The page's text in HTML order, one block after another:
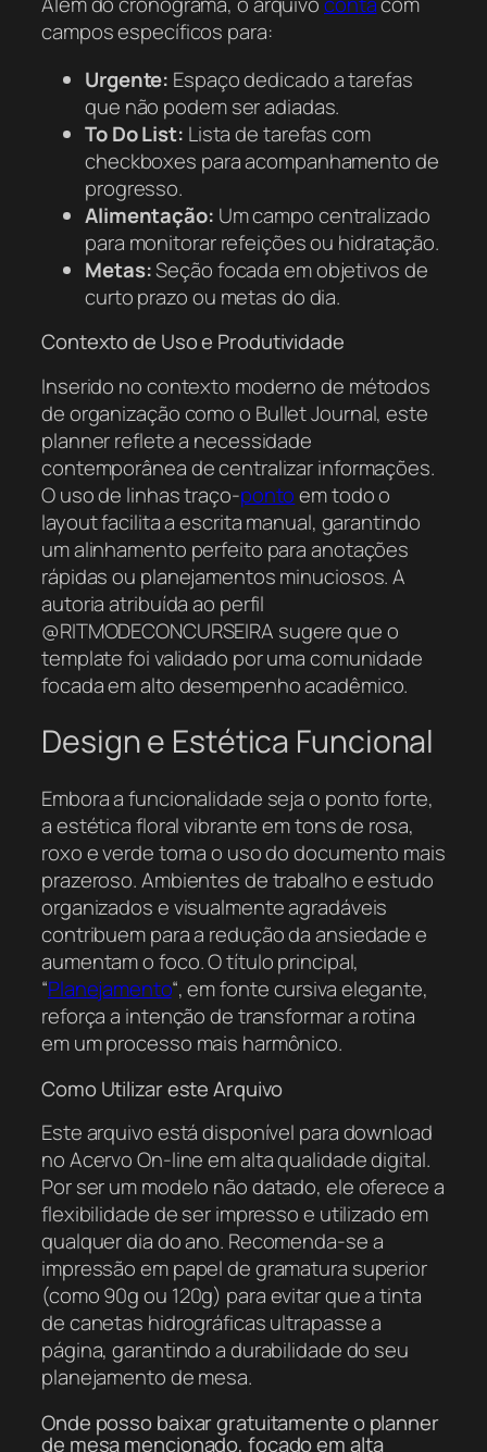
campos específicos para:
Urgente: Espaço dedicado a tarefas
que não podem ser adiadas.
To Do List: Lista de tarefas com
checkboxes para acompanhamento de
progresso.
Alimentação: Um campo centralizado
para monitorar refeições ou hidratação.
Metas:Seção focada em objetivos de
curto prazo ou metas do dia.
Contexto de Uso e Produtividade
Inserido no contexto moderno de métodos
de organização como o Bullet Journal, este
planner reflete a necessidade
contemporânea de centralizar informações.
O uso de linhas traço-pontoem todo o
layout facilita a escrita manual, garantindo
um alinhamento perfeito para anotações
rápidas ou planejamentos minuciosos. A
autoria atribuída ao perfil
@RITMODECONCURSEIRA sugere que o
template foi validado por uma comunidade
focada em alto desempenho acadêmico.
Design e Estética Funcional
Embora a funcionalidade seja o ponto forte,
a estética floral vibrante em tons de rosa,
roxo e verde torna o uso do documento mais
prazeroso. Ambientes de trabalho e estudo
organizados e visualmente agradáveis
contribuem para a redução da ansiedade e
aumentam o foco. O título principal,
“Planejamento“, em fonte cursiva elegante,
reforça a intenção de transformar a rotina
em um processo mais harmônico.
Como Utilizar este Arquivo
Este arquivo está disponível para download
no Acervo On-line em alta qualidade digital.
Por ser um modelo não datado, ele oferece a
flexibilidade de ser impresso e utilizado em
qualquer dia do ano. Recomenda-se a
impressão em papel de gramatura superior
(como 90g ou 120g) para evitar que a tinta
de canetas hidrográficas ultrapasse a
página, garantindo a durabilidade do seu
planejamento de mesa.
Onde posso baixar gratuitamente o planner
de mesa mencionado, focado em alta